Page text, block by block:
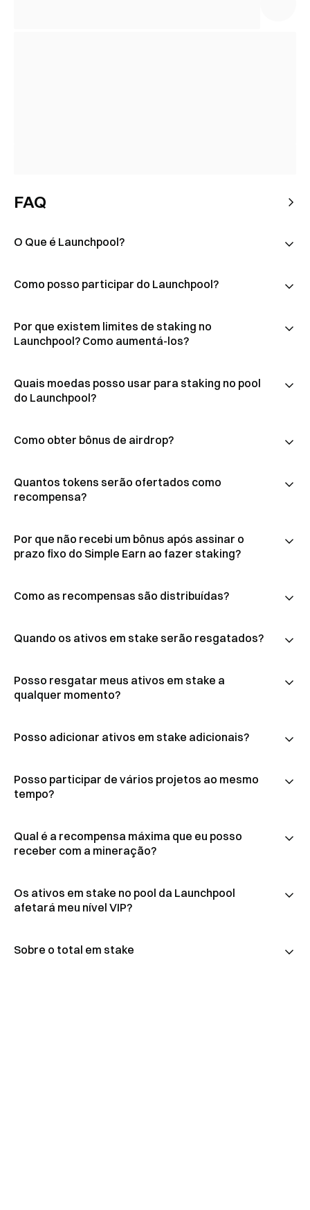
FAQ
O Que é Launchpool?
Como posso participar do Launchpool?
Por que existem limites de staking no
Launchpool? Como aumentá-los?
Quais moedas posso usar para staking no pool
do Launchpool?
Como obter bônus de airdrop?
Quantos tokens serão ofertados como
recompensa?
Por que não recebi um bônus após assinar o
prazo fixo do Simple Earn ao fazer staking?
Como as recompensas são distribuídas?
Quando os ativos em stake serão resgatados?
Posso resgatar meus ativos em stake a
qualquer momento?
Posso adicionar ativos em stake adicionais?
Posso participar de vários projetos ao mesmo
tempo?
Qual é a recompensa máxima que eu posso
receber com a mineração?
Os ativos em stake no pool da Launchpool
afetará meu nível VIP?
Sobre o total em stake